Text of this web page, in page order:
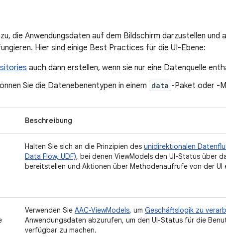
die Anwendungsdaten auf dem Bildschirm darzustellen und
Hier sind einige Best Practices für die UI-Ebene:
auch dann erstellen, wenn sie nur eine Datenquelle
Sie die Datenebenentypen in einem data -Paket oder -
Beschreibung
Halten Sie sich an die Prinzipien des unidirektionalen
Data Flow, UDF), bei denen ViewModels den UI-Status über
bereitstellen und Aktionen über Methodenaufrufe von der UI
Verwenden Sie AAC-ViewModels, um Geschäftslogik zu
Anwendungsdaten abzurufen, um den UI-Status für die
verfügbar zu machen.